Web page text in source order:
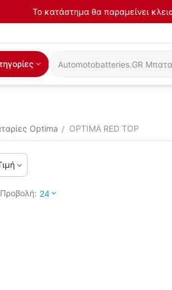
Το κατάστημα θα παραμείνει
Optima / OPTIMA RED TOP
Προβολή: 24